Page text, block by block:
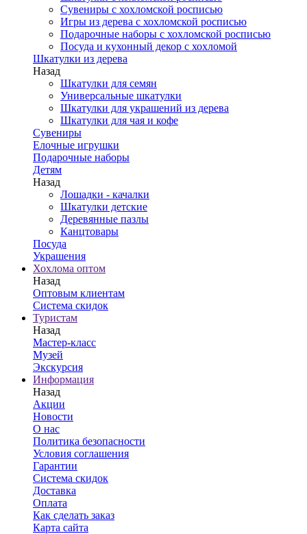
Сувениры с хохломской росписью
Игры из дерева с хохломской росписью
Подарочные наборы с хохломской росписью
Посуда и кухонный декор с хохломой
Шкатулки из дерева
Назад
Шкатулки для семян
Универсальные шкатулки
Шкатулки для украшений из дерева
Шкатулки для чая и кофе
Сувениры
Елочные игрушки
Подарочные наборы
Детям
Назад
Лошадки - качалки
Шкатулки детские
Деревянные пазлы
Канцтовары
Посуда
Украшения
Хохлома оптом
Назад
Оптовым клиентам
Система скидок
Туристам
Назад
Мастер-класс
Музей
Экскурсия
Информация
Назад
Акции
Новости
О нас
Политика безопасности
Условия соглашения
Гарантии
Система скидок
Доставка
Оплата
Как сделать заказ
Карта сайта